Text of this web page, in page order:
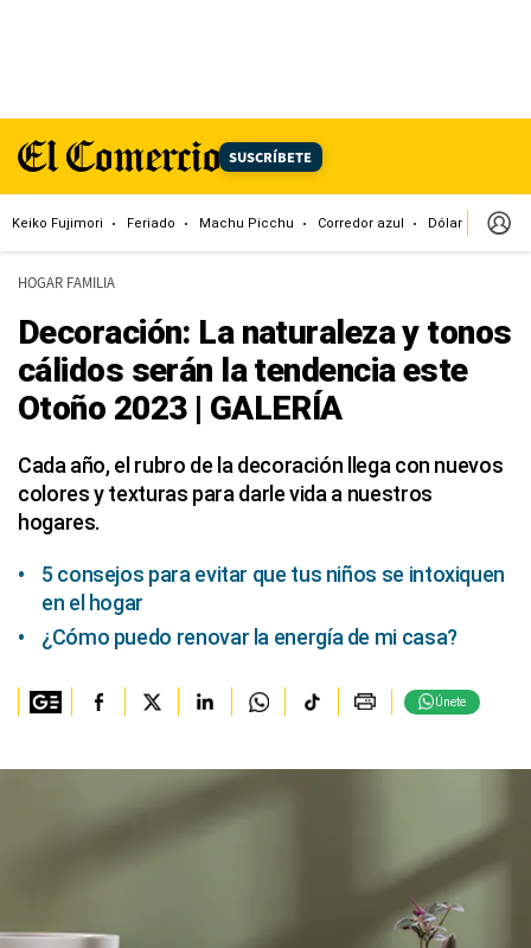
SUSCRÍBETE
Keiko Fujimori Feriado Machu Picchu Corredor azul Dólar
HOGAR FAMILIA
Decoración: La naturaleza y tonos
cálidos serán la tendencia este
Otoño 2023 | GALERÍA
Cada año, el rubro de la decoración llega con nuevos
colores y texturas para darle vida a nuestros
hogares.
5 consejos para evitar que tus niños se intoxiquen
en el hogar
¿Cómo puedo renovar la energía de mi casa?
Únete